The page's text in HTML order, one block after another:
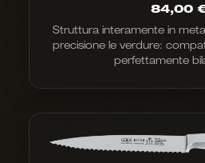
84,00
Struttura interamente in
precisione le verdure:
perfettamente